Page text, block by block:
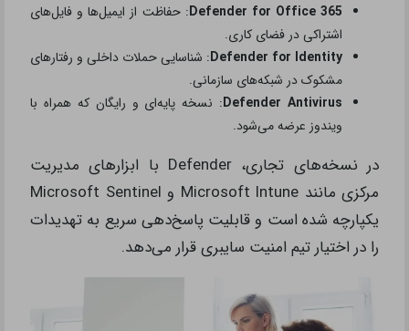
Defender for Office 365: حفاظت از ایمیل‌ها و فایل‌های
اشتراکی در فضای کاری.
Defender for Identity: شناسایی حملات داخلی و رفتارهای
مشکوک در شبکه‌های سازمانی.
Defender Antivirus: نسخه پایه‌ای و رایگان که همراه با
ویندوز عرضه می‌شود.
در نسخه‌های تجاری، Defender با ابزارهای مدیریت
مرکزی مانند Microsoft Intune و Microsoft Sentinel
یکپارچه شده است و قابلیت پاسخ‌دهی سریع به تهدیدات
را در اختیار تیم امنیت سایبری قرار می‌دهد.